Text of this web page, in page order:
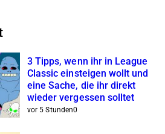
3 Tipps, wenn ihr in League
Classic einsteigen wollt und
eine Sache, die ihr direkt
wieder vergessen solltet
vor 5 Stunden0